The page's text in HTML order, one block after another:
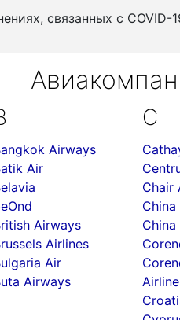
связанных c
Airways
Air
Airways
Airlines
Air
Airways
C
Chair
China